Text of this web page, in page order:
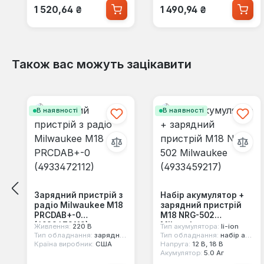
Звичайна ціна:
1 520,64 ₴ Звичайна ціна:
1 490,94 ₴
Також вас можуть зацікавити
В наявності
Зарядний пристрій з
радіо Milwaukee M18
PRCDAB+-0
(4933472112)
Живлення: 220 В
Тип обладнання: зарядний пристрій для ел.інструменту
Країна виробник: США
В наявності
Набір акумулятор +
зарядний пристрій
M18 NRG-502
Milwaukee
(4933459217)
Тип акумулятора: li-ion
Тип обладнання: набір акумуляторів для ел.інструменту
Напруга: 12 В, 18 В
Акумулятор: 5.0 Аг